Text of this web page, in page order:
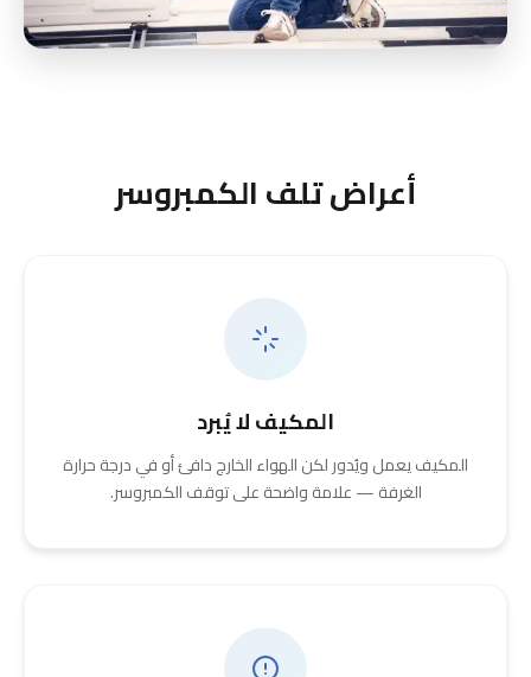
أعراض تلف الكمبروسر
المكيف لا يُبرد
المكيف يعمل ويُدور لكن الهواء الخارج دافئ أو في درجة حرارة
الغرفة — علامة واضحة على توقف الكمبروسر.